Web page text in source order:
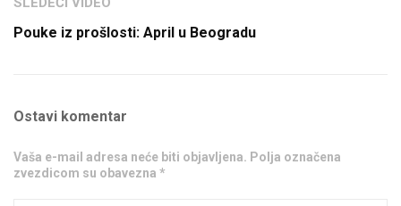
Pouke iz prošlosti: April u Beogradu
Ostavi komentar
Vaša e-mail adresa neće biti objavljena. Polja označena
zvezdicom su obavezna *